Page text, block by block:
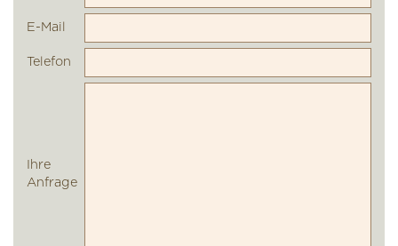
E-Mail
Telefon
Ihre
Anfrage